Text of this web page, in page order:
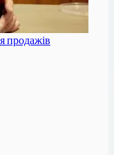
продажів